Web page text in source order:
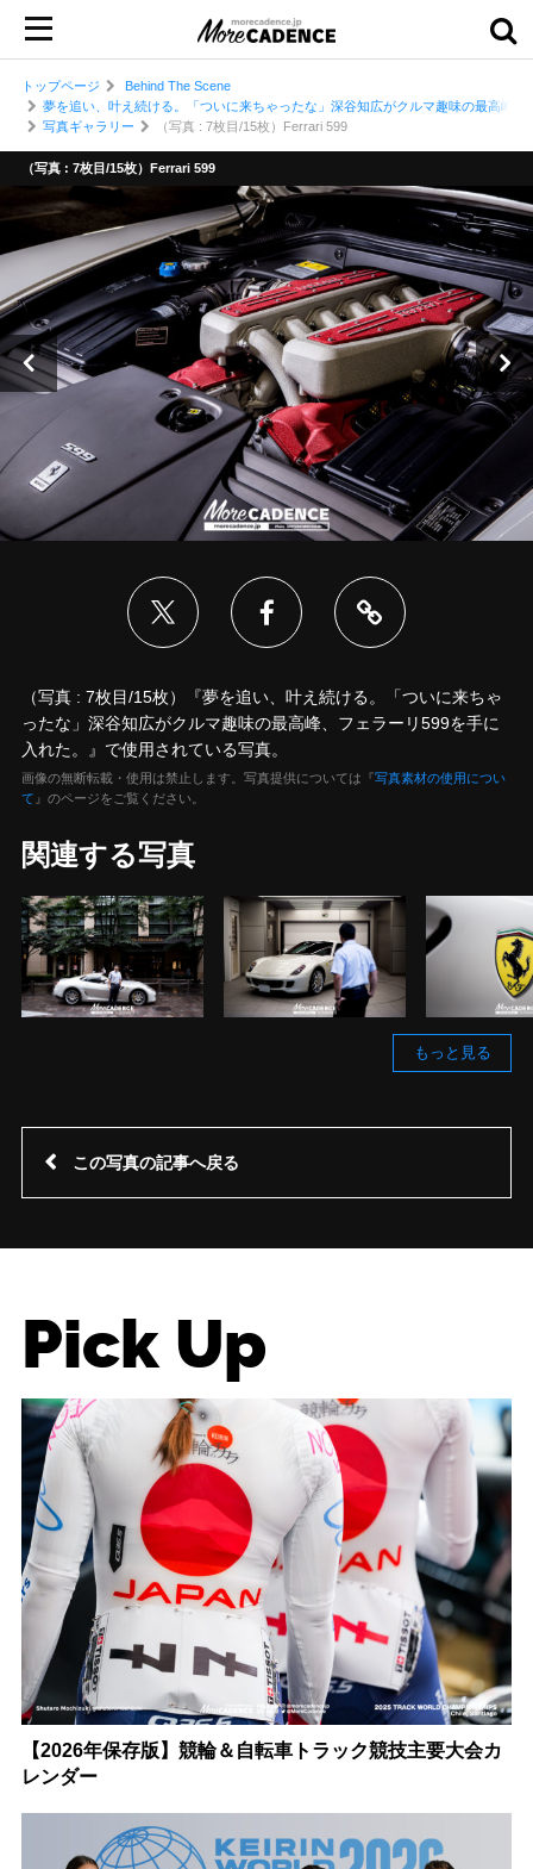
トップページ
Behind The Scene
夢を追い、叶え続ける。「ついに来ちゃったな」深谷知広がクルマ趣味の最高峰、
写真ギャラリー
（写真 : 7枚目/15枚）Ferrari 599
（写真 : 7枚目/15枚）Ferrari 599
（写真 : 7枚目/15枚）『夢を追い、叶え続ける。「ついに来ちゃ
ったな」深谷知広がクルマ趣味の最高峰、フェラーリ599を手に
入れた。』で使用されている写真。
画像の無断転載・使用は禁止します。写真提供については『写真素材の使用につい
て 』のページをご覧ください。
関連する写真
もっと見る
この写真の記事へ戻る
Pick Up
【2026年保存版】競輪＆自転車トラック競技主要大会カ
レンダー